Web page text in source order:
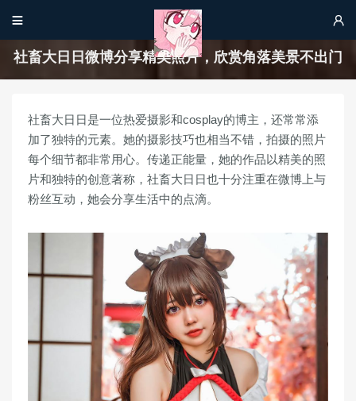
 
社畜大日日微博分享精美照片，欣赏角落美景不出门
社畜大日日是一位热爱摄影和cosplay的博主，还常常添
加了独特的元素。她的摄影技巧也相当不错，拍摄的照片
每个细节都非常用心。传递正能量，她的作品以精美的照
片和独特的创意著称，社畜大日日也十分注重在微博上与
粉丝互动，她会分享生活中的点滴。